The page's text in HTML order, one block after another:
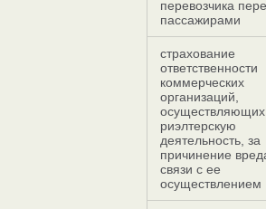
перевозчика
пассажирами
страхование
ответственности
коммерческих
организаций,
осуществляющих
риэлтерскую
деятельность, за
причинение
связи с ее
осуществлением